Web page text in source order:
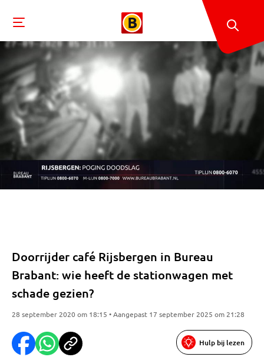
Doorrijder café Rijsbergen in Bureau
Brabant: wie heeft de stationwagen met
schade gezien?
28 september 2020 om 18:15 • Aangepast 17 september 2025 om 21:28
Hulp bij lezen